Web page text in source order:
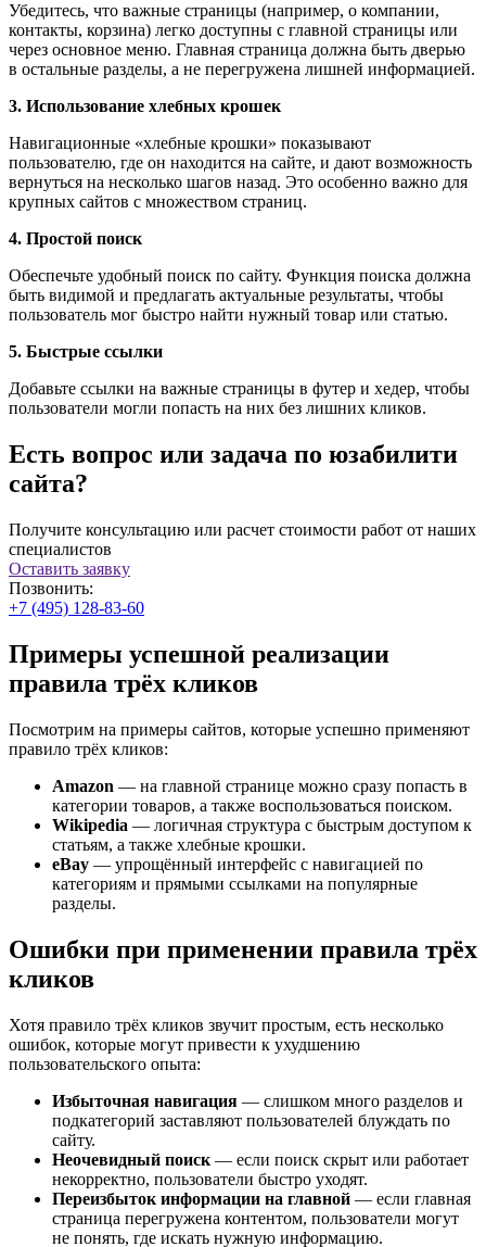
Убедитесь, что важные страницы (например, о компании,
контакты, корзина) легко доступны с главной страницы или
через основное меню. Главная страница должна быть дверью
в остальные разделы, а не перегружена лишней информацией.
3. Использование хлебных крошек
Навигационные «хлебные крошки» показывают
пользователю, где он находится на сайте, и дают возможность
вернуться на несколько шагов назад. Это особенно важно для
крупных сайтов с множеством страниц.
4. Простой поиск
Обеспечьте удобный поиск по сайту. Функция поиска должна
быть видимой и предлагать актуальные результаты, чтобы
пользователь мог быстро найти нужный товар или статью.
5. Быстрые ссылки
Добавьте ссылки на важные страницы в футер и хедер, чтобы
пользователи могли попасть на них без лишних кликов.
Есть вопрос или задача по юзабилити
сайта?
Получите консультацию или расчет стоимости работ от наших
специалистов
Оставить заявку
Позвонить:
+7 (495) 128-83-60
Примеры успешной реализации
правила трёх кликов
Посмотрим на примеры сайтов, которые успешно применяют
правило трёх кликов:
Amazon — на главной странице можно сразу попасть в
категории товаров, а также воспользоваться поиском.
Wikipedia — логичная структура с быстрым доступом к
статьям, а также хлебные крошки.
eBay — упрощённый интерфейс с навигацией по
категориям и прямыми ссылками на популярные
разделы.
Ошибки при применении правила трёх
кликов
Хотя правило трёх кликов звучит простым, есть несколько
ошибок, которые могут привести к ухудшению
пользовательского опыта:
Избыточная навигация — слишком много разделов и
подкатегорий заставляют пользователей блуждать по
сайту.
Неочевидный поиск — если поиск скрыт или работает
некорректно, пользователи быстро уходят.
Переизбыток информации на главной — если главная
страница перегружена контентом, пользователи могут
не понять, где искать нужную информацию.